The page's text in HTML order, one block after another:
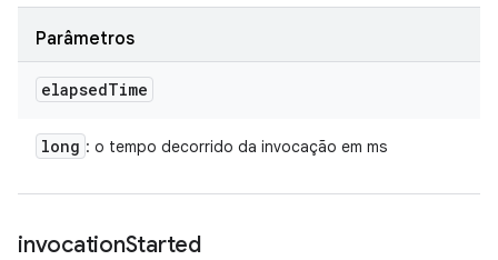
Parâmetros
elapsedTime
long : o tempo decorrido da invocação em ms
invocationStarted